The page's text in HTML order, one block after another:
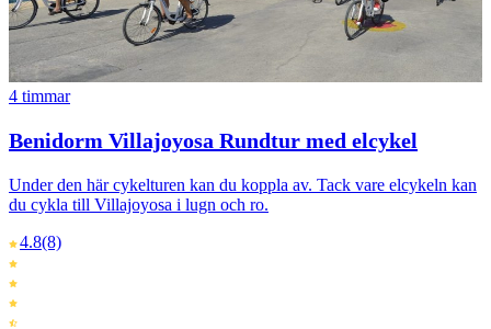
4 timmar
Benidorm Villajoyosa Rundtur med elcykel
Under den här cykelturen kan du koppla av. Tack vare elcykeln kan
du cykla till Villajoyosa i lugn och ro.
4.8(8)